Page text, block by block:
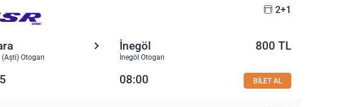
2+1
Otogarı
İnegöl
İnegöl Otogarı
800 TL
08:00 BİLET AL